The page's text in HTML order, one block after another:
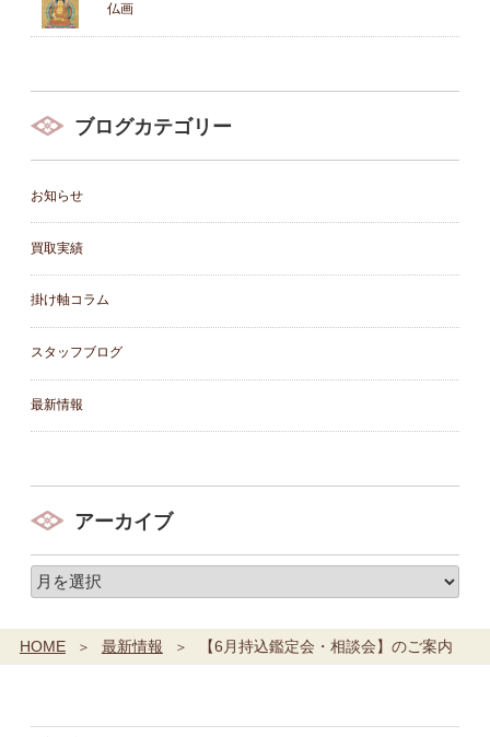
仏画
ブログカテゴリー
お知らせ
買取実績
掛け軸コラム
スタッフブログ
最新情報
アーカイブ
HOME 最新情報 【6月持込鑑定会・相談会】のご案内